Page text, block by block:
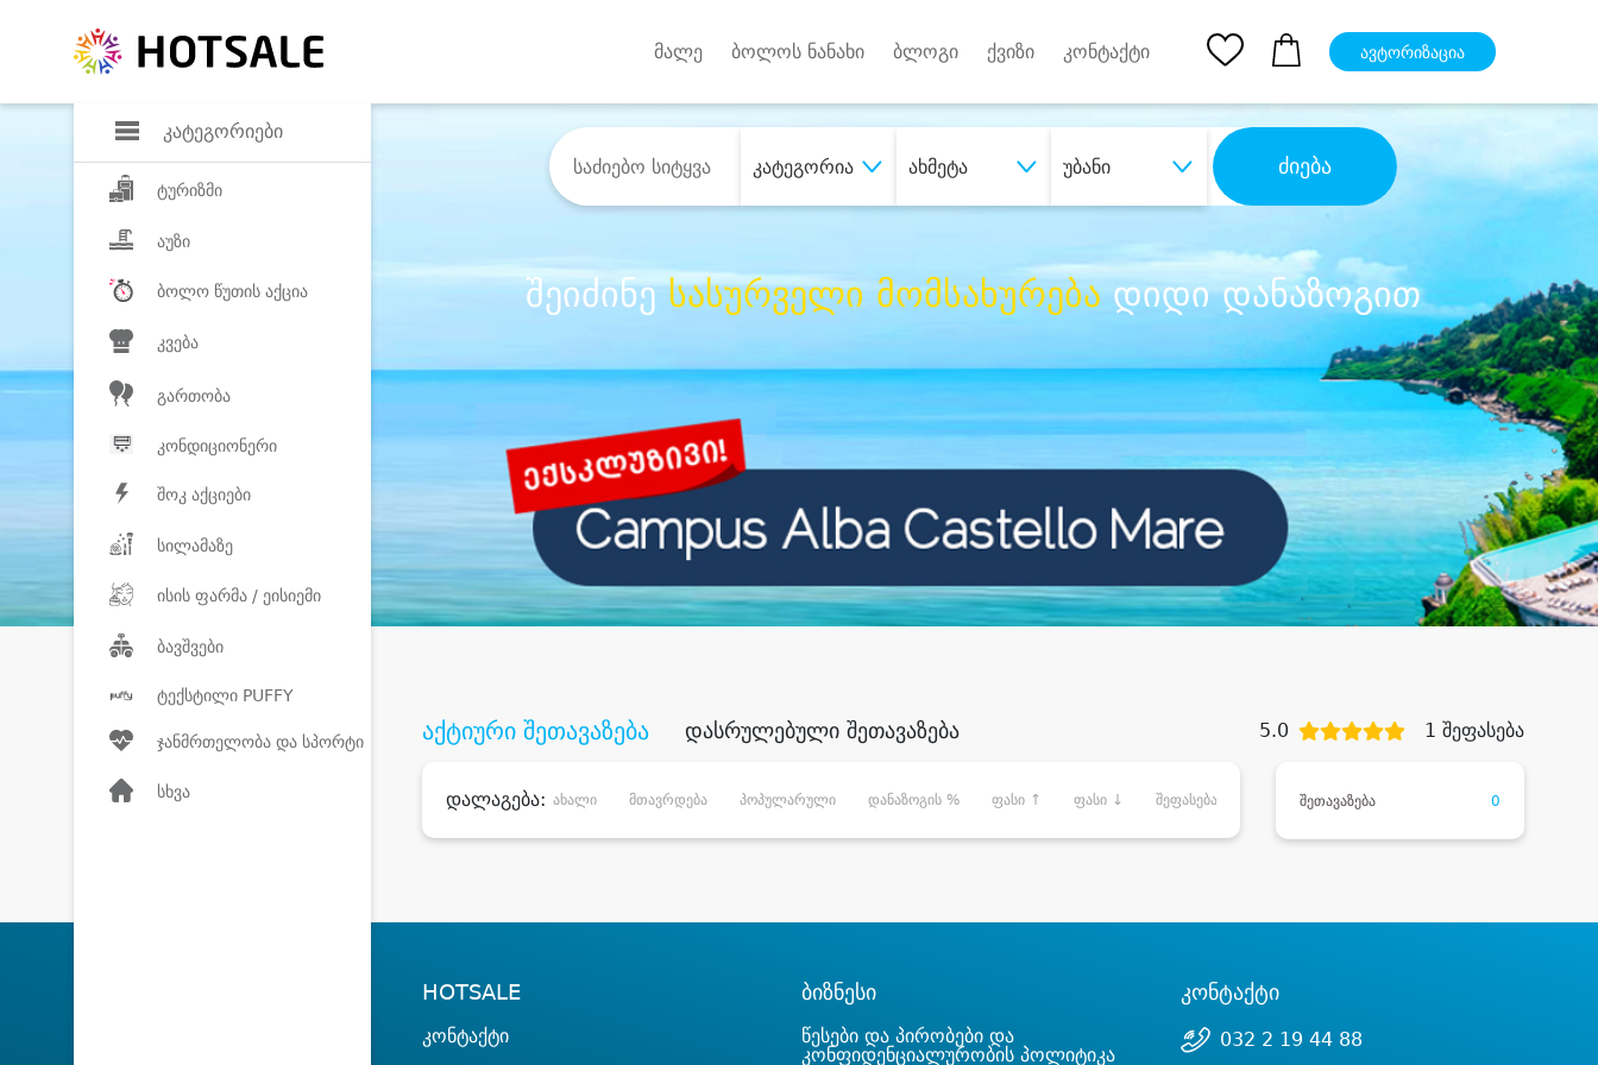
კატეგორიები
ტურიზმი
აუზი
ბოლო წუთის აქცია
კვება
გართობა
კონდიციონერი
შოკ აქციები
სილამაზე
ისის ფარმა / ეისიემი
ბავშვები
ტექსტილი PUFFY
ჯანმრთელობა და სპორტი
სხვა
მალე ბოლოს ნანახი ბლოგი ქვიზი კონტაქტი ავტორიზაცია
კატეგორია ახმეტა უბანი ძიება
შეიძინესასურველი მომსახურებადიდი დანაზოგით
აქტიური შეთავაზება დასრულებული შეთავაზება 5.0 1 შეფასება
დალაგება: ახალი მთავრდება პოპულარული დანაზოგის % ფასი ↑ ფასი ↓ შეფასება შეთავაზება 0
HOTSALE
კონტაქტი
ბიზნესი
წესები და პირობები და
კონფიდენციალურობის პოლიტიკა
კონტაქტი
032 2 19 44 88